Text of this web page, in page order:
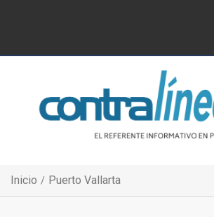
Inicio Puerto Vallarta